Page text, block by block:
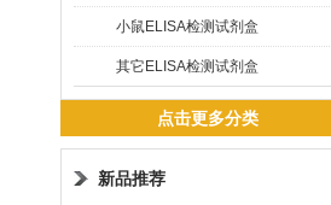
小鼠ELISA检测试剂盒
其它ELISA检测试剂盒
点击更多分类
新品推荐